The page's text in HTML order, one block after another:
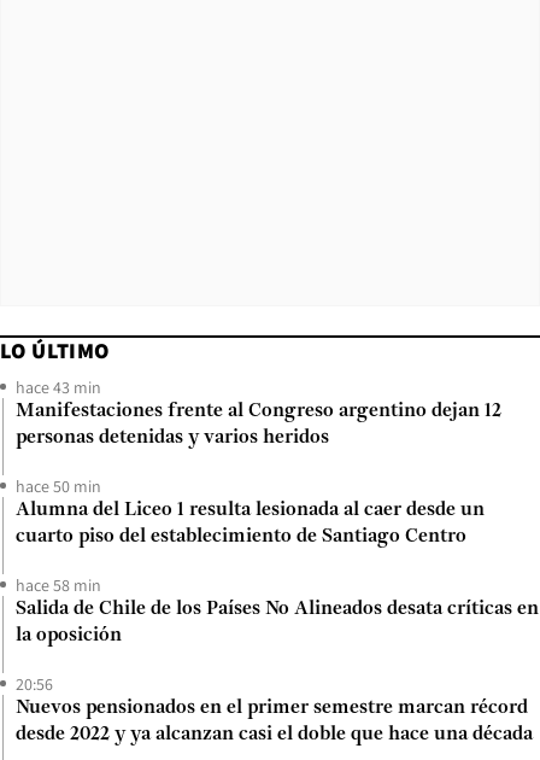
LO ÚLTIMO
hace 43 min
Manifestaciones frente al Congreso argentino dejan 12
personas detenidas y varios heridos
hace 50 min
Alumna del Liceo 1 resulta lesionada al caer desde un
cuarto piso del establecimiento de Santiago Centro
hace 58 min
Salida de Chile de los Países No Alineados desata críticas en
la oposición
20:56
Nuevos pensionados en el primer semestre marcan récord
desde 2022 y ya alcanzan casi el doble que hace una década